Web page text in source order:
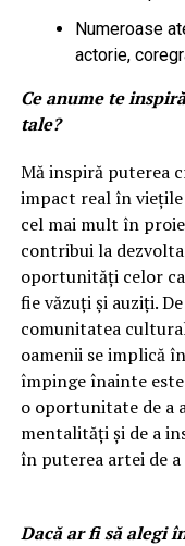
Numeroase
actorie,
Ce anume te
tale?
Mă inspiră puterea
impact real în viețile
cel mai mult în
contribui la
oportunități celor
fie văzuți și auziți.
comunitatea
oamenii se implică
împinge înainte
o oportunitate de a
mentalități și de a
în puterea artei de
Dacă ar fi să alegi